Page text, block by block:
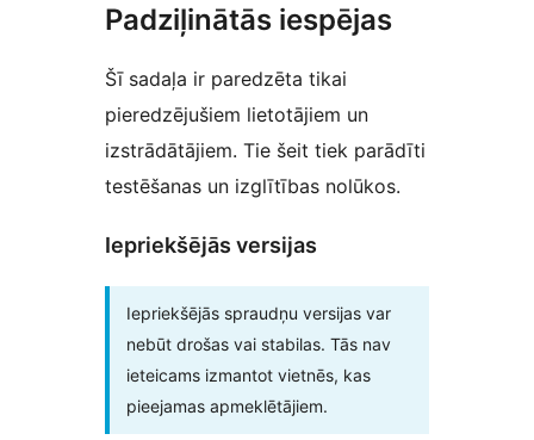
Padziļinātās iespējas
Šī sadaļa ir paredzēta tikai
pieredzējušiem lietotājiem un
izstrādātājiem. Tie šeit tiek parādīti
testēšanas un izglītības nolūkos.
Iepriekšējās versijas
Iepriekšējās spraudņu versijas var
nebūt drošas vai stabilas. Tās nav
ieteicams izmantot vietnēs, kas
pieejamas apmeklētājiem.